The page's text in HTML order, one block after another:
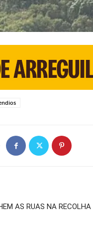
AS RUAS NA